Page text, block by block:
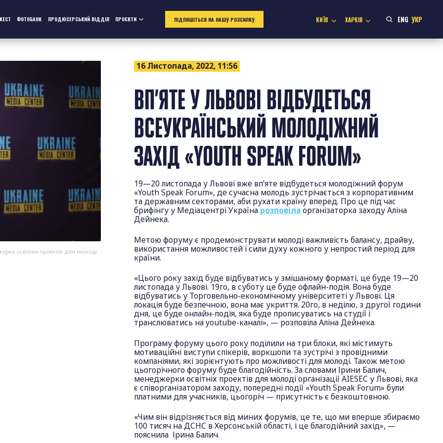
ФОТОБАНК ПРОДЮСЕРСЬКИЙ ВІДДІЛ ПРОЄКТИ ПІДПИШІТЬСЯ НА НАШУ РОЗСИЛКУ КИЇВ ХАРКІВ ENG УКР
освітніх проектів для молоді
16 Листопада, 2022, 11:56
ВП’ЯТЕ У ЛЬВОВІ ВІДБУДЕТЬСЯ
ВСЕУКРАЇНСЬКИЙ МОЛОДІЖНИЙ
ЗАХІД «YOUTH SPEAK FORUM»
19—20 листопада у Львові вже вп’яте відбудеться молодіжний форум
«Youth Speak Forum», де сучасна молодь зустрічається з корпоративним
та державним секторами, аби рухати країну вперед. Про це під час
брифінгу у Медіацентрі Україна розповілаорганізаторка заходу Аліна
Дейнека.
Метою форуму є продемонструвати молоді важливість балансу, драйву,
використання можливостей і сили духу кожного у непростий період для
країни.
«Цього року захід буде відбуватись у змішаному форматі, це буде 19—20
листопада у Львові. 19го, в суботу це буде офлайн-подія. Вона буде
відбуватись у Торговельно-економічному університеті у Львові. Ця
локація буде безпечною, вона має укриття. 20го, в неділю, з другої години
дня, це буде онлайн-подія, яка буде прописуватись на студії і
транслюватись на youtube-каналі», — розповіла Аліна Дейнека.
Програму форуму цього року поділили на три блоки, які містимуть
мотиваційні виступи спікерів, воркшопи та зустрічі з провідними
компаніями, які зорієнтують про можливості для молоді. Також метою
цьогорічного форуму буде благодійність. За словами Ірини Балич,
менеджерки освітніх проектів для молоді організації AIESEC у Львові, яка
є співорганізатором заходу, попередні події «Youth Speak Forum» були
платними для учасників, цьогоріч — присутність є безкоштовною.
«Чим він відрізняється від миних форумів, це те, що ми вперше збираємо
100 тисяч на ДСНС в Херсонській області, і це благодійний захід», —
пояснила Ірина Балич.